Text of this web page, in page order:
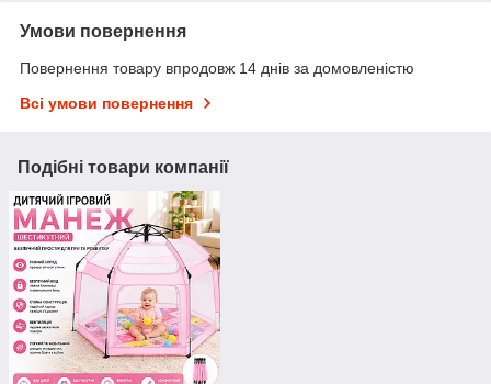
Умови повернення
Повернення товару впродовж 14 днів за домовленістю
Всі умови повернення
Подібні товари компанії